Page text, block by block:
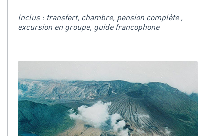
Inclus : transfert, chambre, pension complète ,
excursion en groupe, guide francophone